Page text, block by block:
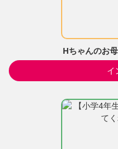
Hちゃんのお
イ